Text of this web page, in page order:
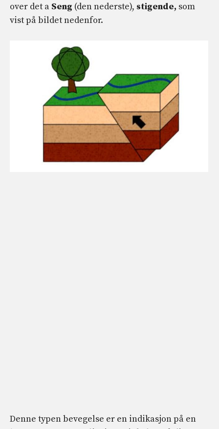
over det a Seng (den nederste), stigende, som
vist på bildet nedenfor.
Denne typen bevegelse er en indikasjon på en